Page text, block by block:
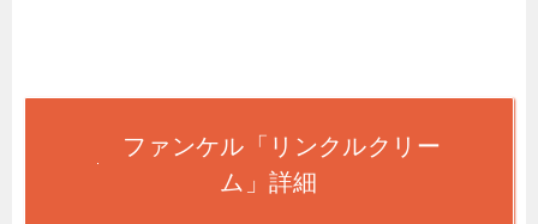
ファンケル「リンクルクリー
ム」詳細